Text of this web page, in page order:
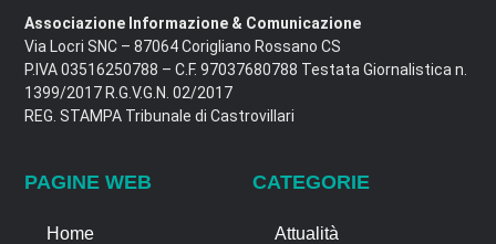
Associazione Informazione & Comunicazione
Via Locri SNC – 87064 Corigliano Rossano CS
P.IVA 03516250788 – C.F. 97037680788 Testata Giornalistica n.
1399/2017 R.G.V.G.N. 02/2017
REG. STAMPA Tribunale di Castrovillari
PAGINE WEB
Home
CATEGORIE
Attualità